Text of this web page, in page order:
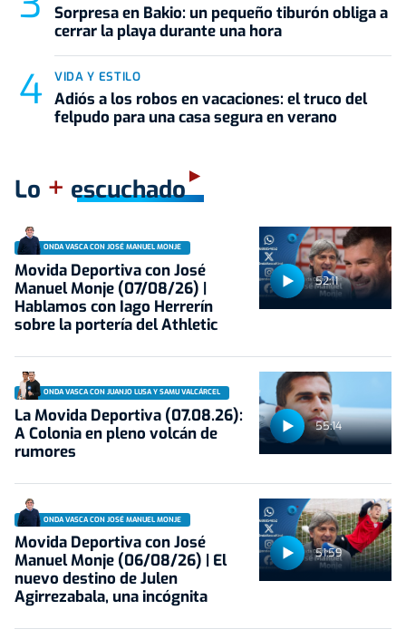
Sorpresa en Bakio: un pequeño tiburón obliga a
cerrar la playa durante una hora
VIDA Y ESTILO
Adiós a los robos en vacaciones: el truco del
felpudo para una casa segura en verano
Lo + escuchado
52:11
ONDA VASCA CON JOSÉ MANUEL MONJE
Movida Deportiva con José
Manuel Monje (07/08/26) |
Hablamos con Iago Herrerín
sobre la portería del Athletic
55:14
ONDA VASCA CON JUANJO LUSA Y SAMU VALCÁRCEL
La Movida Deportiva (07.08.26):
A Colonia en pleno volcán de
rumores
51:59
ONDA VASCA CON JOSÉ MANUEL MONJE
Movida Deportiva con José
Manuel Monje (06/08/26) | El
nuevo destino de Julen
Agirrezabala, una incógnita